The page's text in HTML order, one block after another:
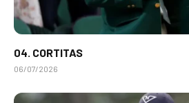
04. CORTITAS
06/07/2026